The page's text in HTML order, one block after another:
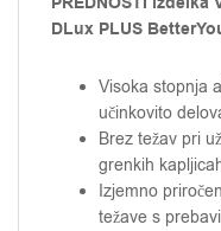
DLux PLUS
Visoka stopnja
učinkovito
Brez težav pri
grenkih
Izjemno
težave s